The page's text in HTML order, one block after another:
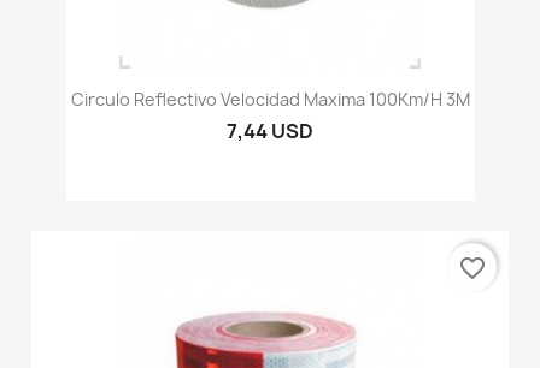
Circulo Reflectivo Velocidad Maxima 100Km/h 3M
7,44 USD
favorite_border